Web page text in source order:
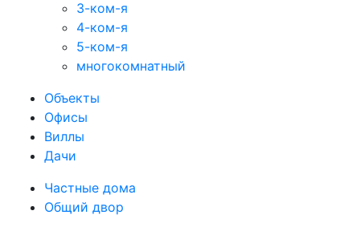
3-ком-я
4-ком-я
5-ком-я
многокомнатный
Объекты
Офисы
Виллы
Дачи
Частные дома
Общий двор